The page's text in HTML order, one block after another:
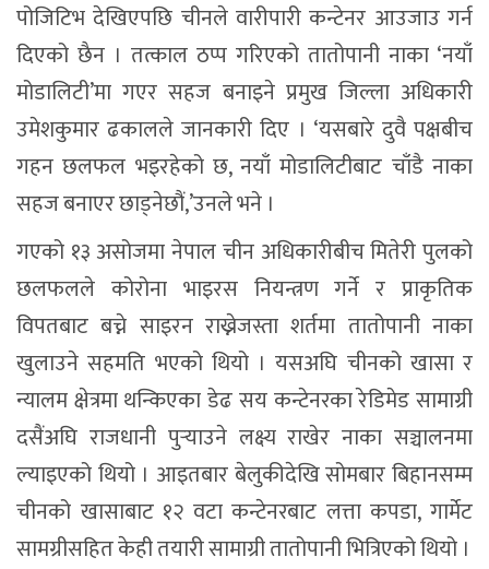
पोजिटिभ देखिएपछि चीनले वारीपारी कन्टेनर आउजाउ गर्न
दिएको छैन । तत्काल ठप्प गरिएको तातोपानी नाका ‘नयाँ
मोडालिटी’मा गएर सहज बनाइने प्रमुख जिल्ला अधिकारी
उमेशकुमार ढकालले जानकारी दिए । ‘यसबारे दुवै पक्षबीच
गहन छलफल भइरहेको छ, नयाँ मोडालिटीबाट चाँडै नाका
सहज बनाएर छाड्नेछौं,’उनले भने ।
गएको १३ असोजमा नेपाल चीन अधिकारीबीच मितेरी पुलको
छलफलले कोरोना भाइरस नियन्त्रण गर्ने र प्राकृतिक
विपतबाट बच्ने साइरन राख्नेजस्ता शर्तमा तातोपानी नाका
खुलाउने सहमति भएको थियो । यसअघि चीनको खासा र
न्यालम क्षेत्रमा थन्किएका डेढ सय कन्टेनरका रेडिमेड सामाग्री
दसैंअघि राजधानी पुर्‍याउने लक्ष्य राखेर नाका सञ्चालनमा
ल्याइएको थियो । आइतबार बेलुकीदेखि सोमबार बिहानसम्म
चीनको खासाबाट १२ वटा कन्टेनरबाट लत्ता कपडा, गार्मेट
सामग्रीसहित केही तयारी सामाग्री तातोपानी भित्रिएको थियो ।